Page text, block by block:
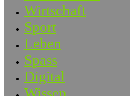
Wirtschaft
Sport
Leben
Spass
Digital